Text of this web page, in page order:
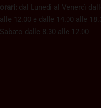
orari: dal Lunedì al Venerdì
alle 12.00 e dalle 14.00 alle
Sabato dalle 8.30 alle 12.00